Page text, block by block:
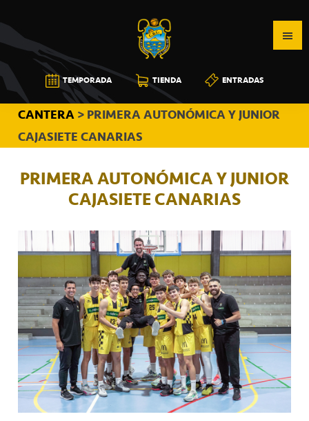
a
la
navegación
principal
al
contenido
principal
a
la
barra
lateral
principal
CB
CANARIAS
TEMPORADA TIENDA ENTRADAS
CANTERA> PRIMERA AUTONÓMICA Y JUNIOR
CAJASIETE CANARIAS
PRIMERA AUTONÓMICA Y JUNIOR
CAJASIETE CANARIAS